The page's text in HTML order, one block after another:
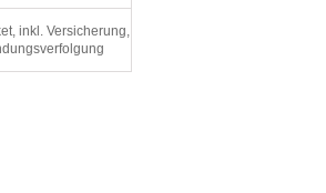
inkl. Versicherung,